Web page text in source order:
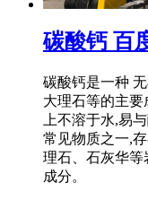
碳酸钙 百
碳酸钙是一种 无
大理石等的主
上不溶于水,易
常见物质之一,
理石、石灰华
成分。